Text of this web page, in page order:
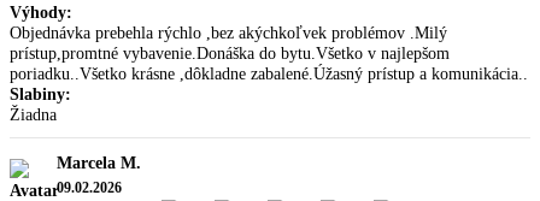
Výhody:
Objednávka prebehla rýchlo ,bez akýchkoľvek problémov .Milý
prístup,promtné vybavenie.Donáška do bytu.Všetko v najlepšom
poriadku..Všetko krásne ,dôkladne zabalené.Úžasný prístup a komunikácia..
Slabiny:
Žiadna
Marcela M.
09.02.2026